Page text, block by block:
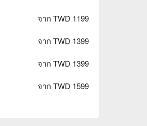
จาก TWD 1199
จาก TWD 1399
จาก TWD 1399
จาก TWD 1599